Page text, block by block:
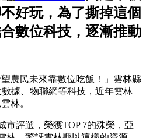
好玩，為了撕掉這個
數位科技，逐漸推動
農民未來靠數位吃飯！」雲林縣
據、物聯網等科技，近年雲林
林。
市評選，榮獲TOP 7的殊榮，亞